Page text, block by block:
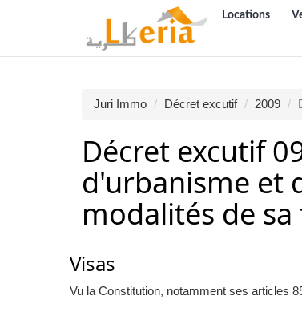
Locations
Juri Immo Décret excutif 2009
Décret excutif
d'urbanisme et
modalités de
Visas
Vu la Constitution, notamment ses articles